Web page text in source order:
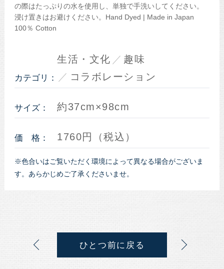
の際はたっぷりの水を使用し、単独で手洗いしてください。
浸け置きはお避けください。Hand Dyed | Made in Japan
100％ Cotton
カテゴリ：
生活・文化
趣味
コラボレーション
サイズ： 約37cm×98cm
価 格： 1760円（税込）
※色合いはご覧いただく環境によって異なる場合がございま
す。あらかじめご了承くださいませ。
ひとつ前に戻る